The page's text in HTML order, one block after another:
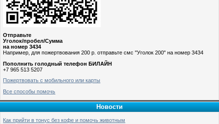
Отправьте
Уголок/пробел/Сумма
на номер 3434
Например, для пожертвования 200 р. отправьте смс "Уголок 200" на номер 3434
Пополнить голодный телефон БИЛАЙН
+7 965 513 5207
Пожертвовать с мобильного или карты
Все способы помочь
Новости
Как прийти в тонус без кофе и помочь животным